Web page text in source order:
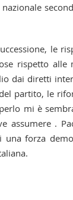
le
rispetto
dai diretti
partito, le
mi è
assumere .
una forza